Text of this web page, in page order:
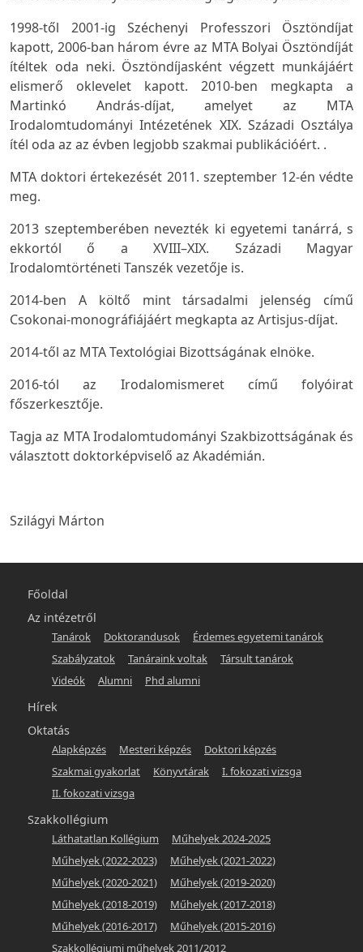
1998-től 2001-ig Széchenyi Professzori Ösztöndíjat
kapott, 2006-ban három évre az MTA Bolyai Ösztöndíját
ítéltek oda neki. Ösztöndíjasként végzett munkájáért
elismerő oklevelet kapott. 2010-ben megkapta a
Martinkó András-díjat, amelyet az MTA
Irodalomtudományi Intézetének XIX. Századi Osztálya
ítél oda az az évben legjobb szakmai publikációért. .
MTA doktori értekezését 2011. szeptember 12-én védte
meg.
2013 szeptemberében nevezték ki egyetemi tanárrá, s
ekkortól ő a XVIII–XIX. Századi Magyar
Irodalomtörténeti Tanszék vezetője is.
2014-ben A költő mint társadalmi jelenség című
Csokonai-monográfiájáért megkapta az Artisjus-díjat.
2014-től az MTA Textológiai Bizottságának elnöke.
2016-tól az Irodalomismeret című folyóirat
főszerkesztője.
Tagja az MTA Irodalomtudományi Szakbizottságának és
választott doktorképviselő az Akadémián.
Szilágyi Márton
Főmenü
-
hunlit
Főoldal
Az intézetről
Tanárok Doktorandusok
Érdemes egyetemi tanárok
Szabályzatok
Tanáraink voltak
Társult tanárok
Videók
Alumni Phd alumni
Hírek
Oktatás
Alapképzés Mesteri képzés
Doktori képzés
Szakmai gyakorlat
Könyvtárak
I. fokozati vizsga
II. fokozati vizsga
Szakkollégium
Láthatatlan Kollégium
Műhelyek 2024-2025
Műhelyek (2022-2023)
Műhelyek (2021-2022)
Műhelyek (2020-2021)
Műhelyek (2019-2020)
Műhelyek (2018-2019)
Műhelyek (2017-2018)
Műhelyek (2016-2017)
Műhelyek (2015-2016)
Szakkollégiumi műhelyek 2011/2012